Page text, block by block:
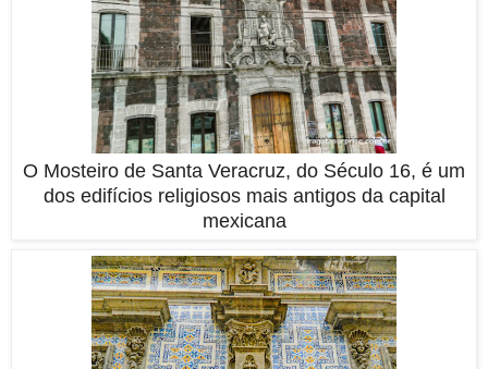
O Mosteiro de Santa Veracruz, do Século 16, é um
dos edifícios religiosos mais antigos da capital
mexicana